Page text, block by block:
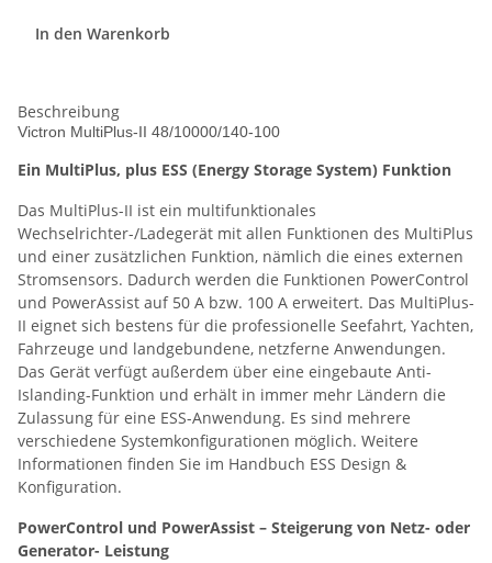
In den Warenkorb
Beschreibung
Victron MultiPlus-II 48/10000/140-100
Ein MultiPlus, plus ESS (Energy Storage System) Funktion
Das MultiPlus-II ist ein multifunktionales
Wechselrichter-/Ladegerät mit allen Funktionen des MultiPlus
und einer zusätzlichen Funktion, nämlich die eines externen
Stromsensors. Dadurch werden die Funktionen PowerControl
und PowerAssist auf 50 A bzw. 100 A erweitert. Das MultiPlus-
II eignet sich bestens für die professionelle Seefahrt, Yachten,
Fahrzeuge und landgebundene, netzferne Anwendungen.
Das Gerät verfügt außerdem über eine eingebaute Anti-
Islanding-Funktion und erhält in immer mehr Ländern die
Zulassung für eine ESS-Anwendung. Es sind mehrere
verschiedene Systemkonfigurationen möglich. Weitere
Informationen finden Sie im Handbuch ESS Design &
Konfiguration.
PowerControl und PowerAssist – Steigerung von Netz- oder
Generator- Leistung